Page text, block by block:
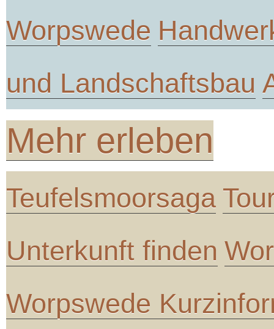
Worpswede
und Landschaftsbau
Mehr erleben
Teufelsmoorsaga
Unterkunft finden
Worpswede